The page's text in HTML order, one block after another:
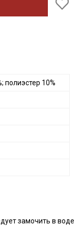
полиэстер 10%
замочить в воде